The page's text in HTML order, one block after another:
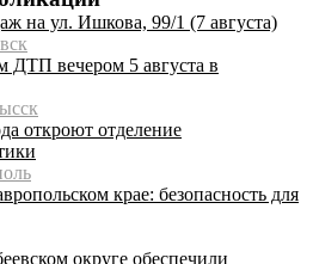
на ул. Ишкова, 99/1 (7 августа)
ДТП вечером 5 августа в
откроют отделение
крае: безопасность для
округе обеспечили